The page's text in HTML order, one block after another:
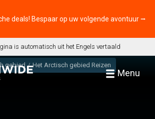
deals! Bespaar op uw volgende avontuur ⭢
is automatisch uit het Engels vertaald
Menu
gebied Het Arctisch gebied Reizen